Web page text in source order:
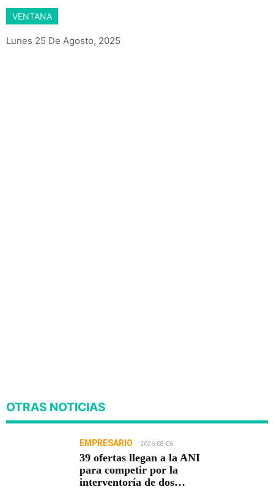
VENTANA
Lunes 25 De Agosto, 2025
OTRAS NOTICIAS
EMPRESARIO 2026-08-06
39 ofertas llegan a la ANI
para competir por la
interventoría de dos